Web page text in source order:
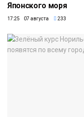
Японского моря
17:25 07 августа 233